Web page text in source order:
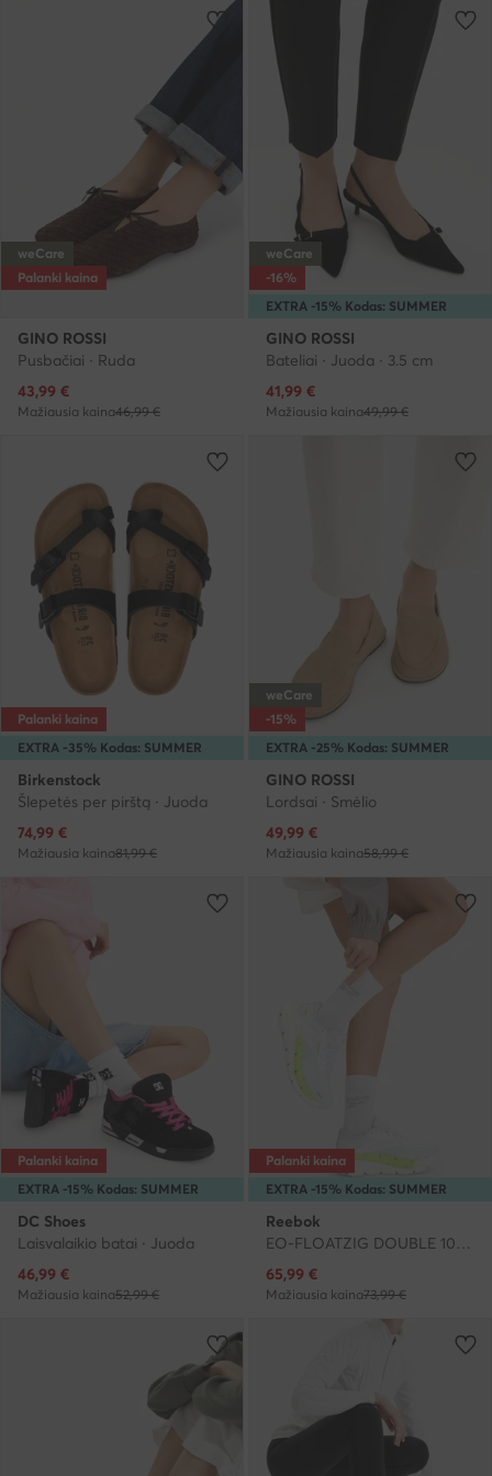
weCare
Palanki kaina
GINO ROSSI
Pusbačiai · Ruda
Dabartinė kaina
43,99 €
Mažiausia kaina46,99 €
EXTRA -15% Kodas: SUMMER
weCare
-16%
GINO ROSSI
Bateliai · Juoda · 3.5 cm
Dabartinė kaina
41,99 €
Mažiausia kaina49,99 €
EXTRA -35% Kodas: SUMMER
Palanki kaina
Birkenstock
Šlepetės per pirštą · Juoda
Dabartinė kaina
74,99 €
Mažiausia kaina81,99 €
EXTRA -25% Kodas: SUMMER
weCare
-15%
GINO ROSSI
Lordsai · Smėlio
Dabartinė kaina
49,99 €
Mažiausia kaina58,99 €
EXTRA -15% Kodas: SUMMER
Palanki kaina
DC Shoes
Laisvalaikio batai · Juoda
Dabartinė kaina
46,99 €
Mažiausia kaina52,99 €
EXTRA -15% Kodas: SUMMER
Palanki kaina
Reebok
Dabartinė kaina
65,99 €
Mažiausia kaina73,99 €